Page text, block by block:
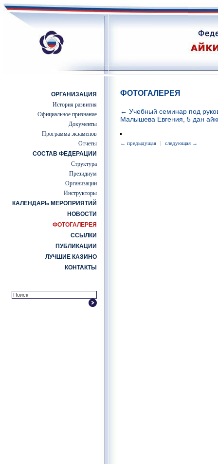
ОРГАНИЗАЦИЯ
История развития
Официальное признание
Документы
Программа экзаменов
Отчеты
СОСТАВ ФЕДЕРАЦИИ
Структура
Президиум
Организации
Инструкторы
КАЛЕНДАРЬ МЕРОПРИЯТИЙ
НОВОСТИ
ФОТОГАЛЕРЕЯ
ССЫЛКИ
ПУБЛИКАЦИИ
ЛУЧШИЕ КАЗИНО
КОНТАКТЫ
ФОТОГАЛЕРЕЯ
← Учебный семинар под
Малышева Евгения, 5 дан
← предыдущая | следующая →